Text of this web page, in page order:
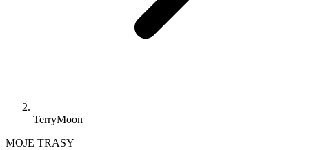
TerryMoon
MOJE TRASY